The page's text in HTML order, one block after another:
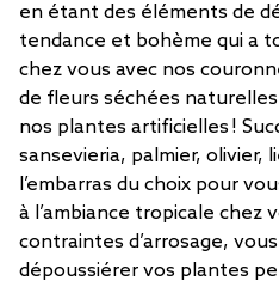
en étant des éléments de
tendance et bohème qui a
chez vous avec nos
de fleurs séchées
nos plantes artificielles !
sansevieria, palmier, olivier,
l’embarras du choix pour
à l’ambiance tropicale chez
contraintes d’arrosage, vous
dépoussiérer vos plantes